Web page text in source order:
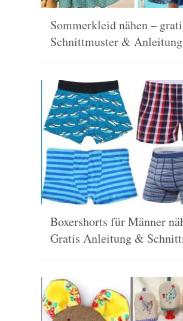
Sommerkleid nähen –
Schnittmuster & Anleitung
Boxershorts für Männer
Gratis Anleitung &